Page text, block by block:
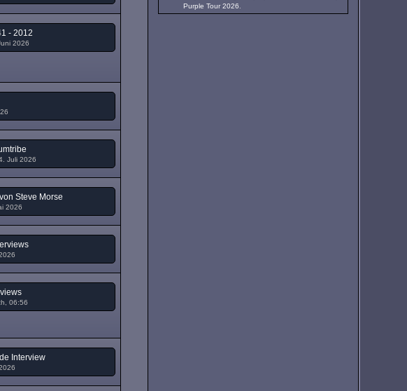
- 2012
2026
Juli 2026
Steve Morse
2026
06:56
Interview
Purple Tour 2026